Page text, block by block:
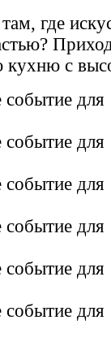
где
с